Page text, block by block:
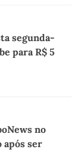
segunda-
para R$ 5
no
após ser